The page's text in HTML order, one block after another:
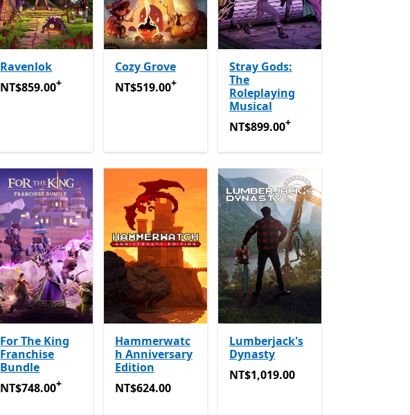
Ravenlok
NT$859.00提供應用程式內購。
NT$859.00+
Cozy Grove
NT$519.00提供應用程式內購。
NT$519.00+
Stray Gods:
The
Roleplaying
Musical
NT$899.00提供應用程式內購。
NT$899.00+
For The King
Franchise
Bundle
NT$748.00提供應用程式內購。
NT$748.00+
Hammerwatc
h Anniversary
Edition
NT$624.00
NT$624.00
Lumberjack's
Dynasty
NT$1,019.00
NT$1,019.00